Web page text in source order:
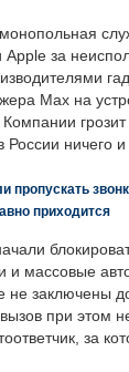
Apple за
Max на
России ничего и
пропускать
приходится
и массовые
не заключены
при этом
за